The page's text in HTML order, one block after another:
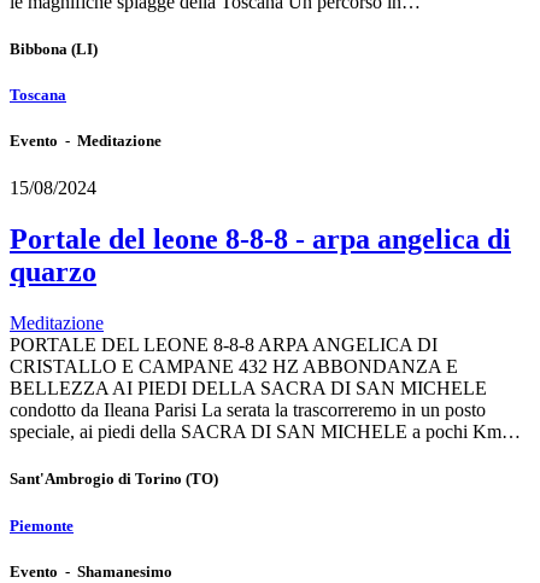
Bibbona (LI)
Toscana
Evento - Meditazione
15/08/2024
Portale del leone 8-8-8 - arpa angelica di
quarzo
Meditazione
PORTALE DEL LEONE 8-8-8 ARPA ANGELICA DI
CRISTALLO E CAMPANE 432 HZ ABBONDANZA E
BELLEZZA AI PIEDI DELLA SACRA DI SAN MICHELE
condotto da Ileana Parisi La serata la trascorreremo in un posto
speciale, ai piedi della SACRA DI SAN MICHELE a pochi Km…
Sant'Ambrogio di Torino (TO)
Piemonte
Evento - Shamanesimo